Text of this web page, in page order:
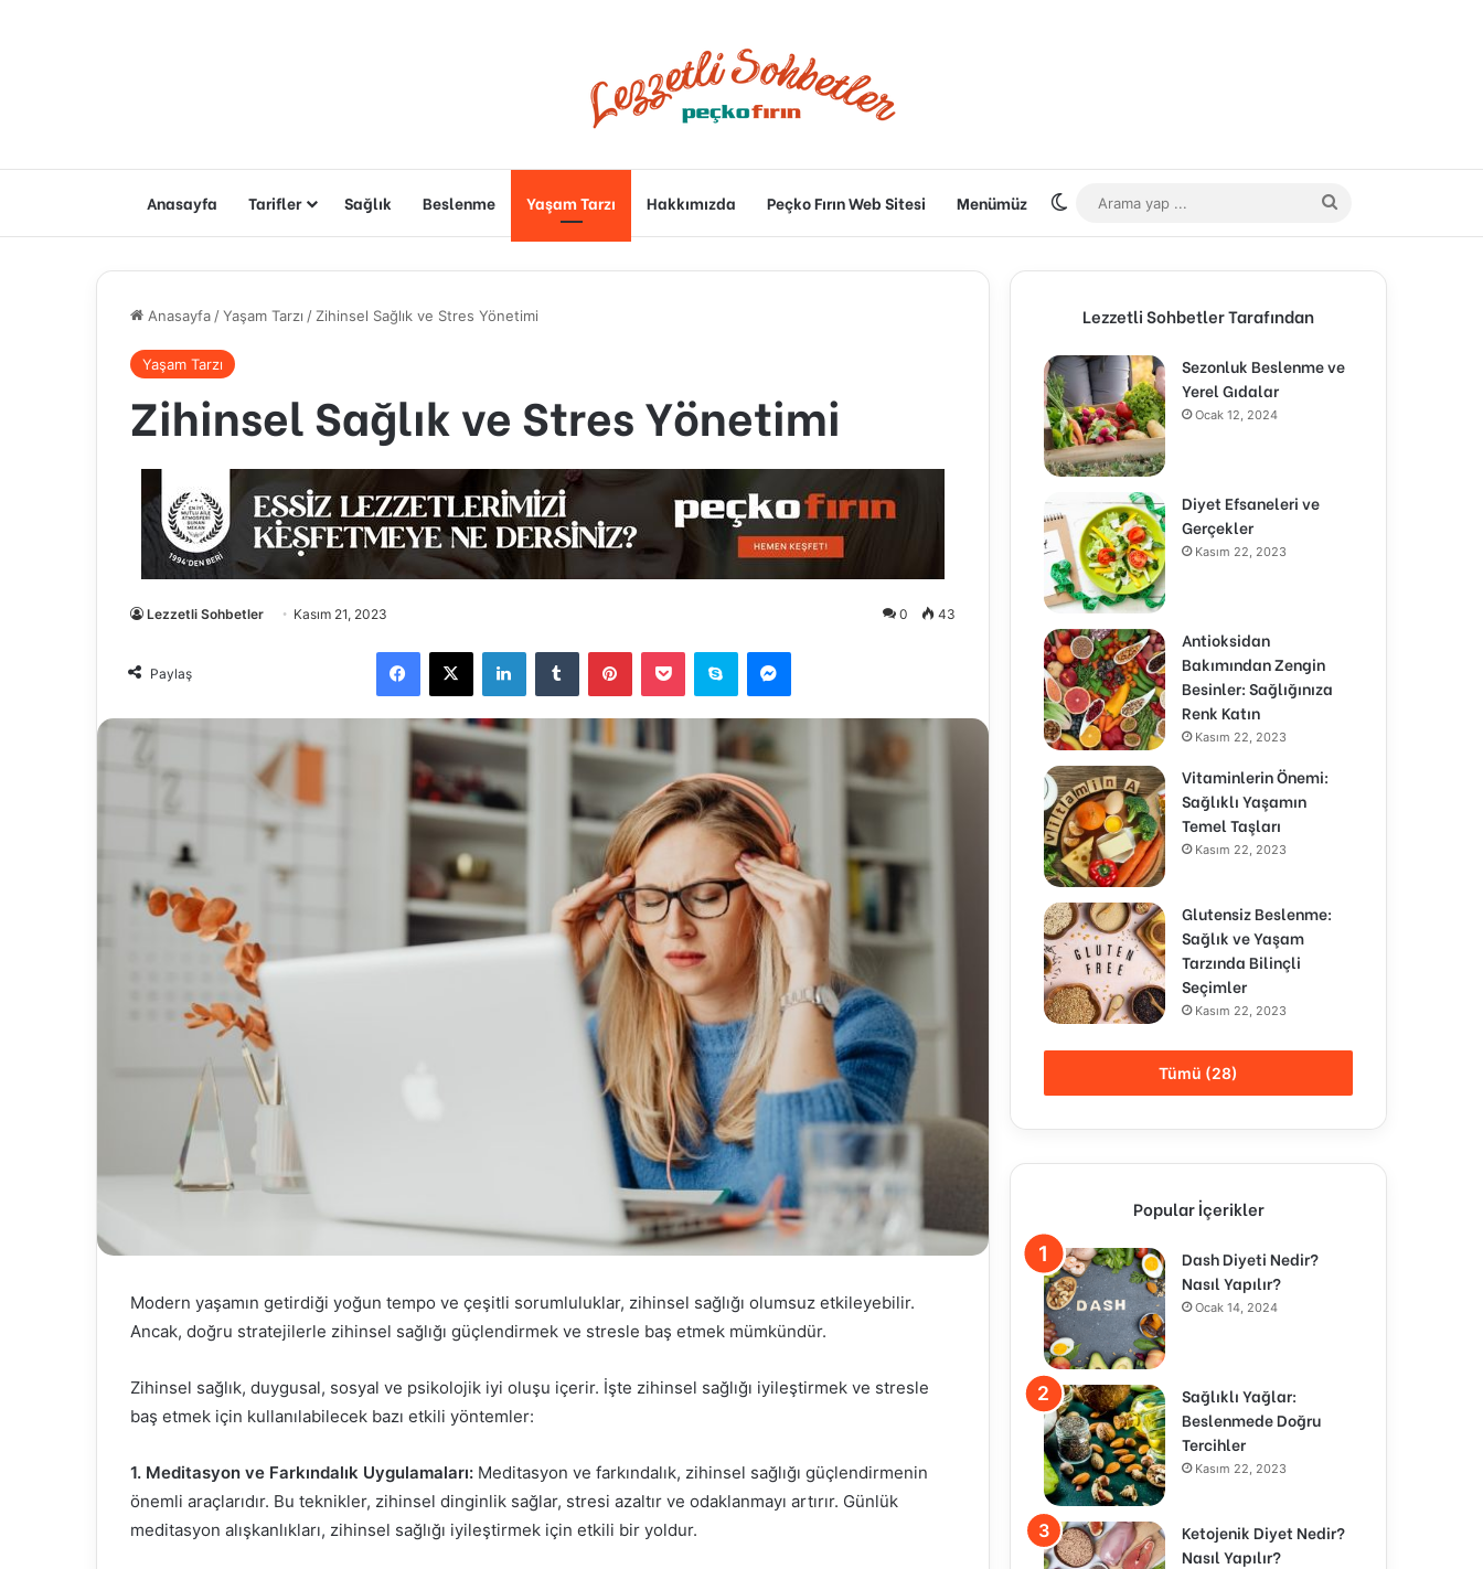
Anasayfa Tarifler Sağlık Beslenme Yaşam Tarzı Hakkımızda Peçko Fırın Web Sitesi Menümüz Dış görünümü değiştir
yap
Anasayfa /Yaşam Tarzı / Zihinsel Sağlık ve Stres Yönetimi
Yaşam Tarzı
Zihinsel Sağlık ve Stres Yönetimi
Lezzetli Sohbetler Kasım 21, 2023 0 43
Paylaş
Facebook
X LinkedInTumblr PinterestPocket Skype Messenger
Modern yaşamın getirdiği yoğun tempo ve çeşitli sorumluluklar, zihinsel sağlığı olumsuz etkileyebilir.
Ancak, doğru stratejilerle zihinsel sağlığı güçlendirmek ve stresle baş etmek mümkündür.
Zihinsel sağlık, duygusal, sosyal ve psikolojik iyi oluşu içerir. İşte zihinsel sağlığı iyileştirmek ve stresle
baş etmek için kullanılabilecek bazı etkili yöntemler:
1. Meditasyon ve Farkındalık Uygulamaları: Meditasyon ve farkındalık, zihinsel sağlığı güçlendirmenin
önemli araçlarıdır. Bu teknikler, zihinsel dinginlik sağlar, stresi azaltır ve odaklanmayı artırır. Günlük
meditasyon alışkanlıkları, zihinsel sağlığı iyileştirmek için etkili bir yoldur.
Lezzetli Sohbetler Tarafından
Sezonluk Beslenme ve
Yerel Gıdalar
Ocak 12, 2024
Diyet Efsaneleri ve
Gerçekler
Kasım 22, 2023
Antioksidan
Bakımından Zengin
Besinler: Sağlığınıza
Renk Katın
Kasım 22, 2023
Vitaminlerin Önemi:
Sağlıklı Yaşamın
Temel Taşları
Kasım 22, 2023
Glutensiz Beslenme:
Sağlık ve Yaşam
Tarzında Bilinçli
Seçimler
Kasım 22, 2023
Tümü (28)
Popular İçerikler
Dash Diyeti Nedir?
Nasıl Yapılır?
Ocak 14, 2024
Sağlıklı Yağlar:
Beslenmede Doğru
Tercihler
Kasım 22, 2023
Ketojenik Diyet Nedir?
Nasıl Yapılır?